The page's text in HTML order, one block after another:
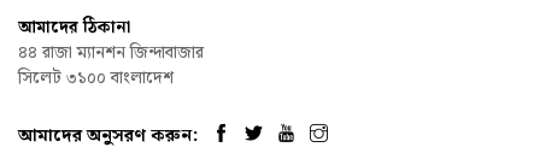
আমাদের ঠিকানা
৪৪ রাজা ম্যানশন জিন্দাবাজার
সিলেট ৩১০০ বাংলাদেশ
আমাদের অনুসরণ করুন: